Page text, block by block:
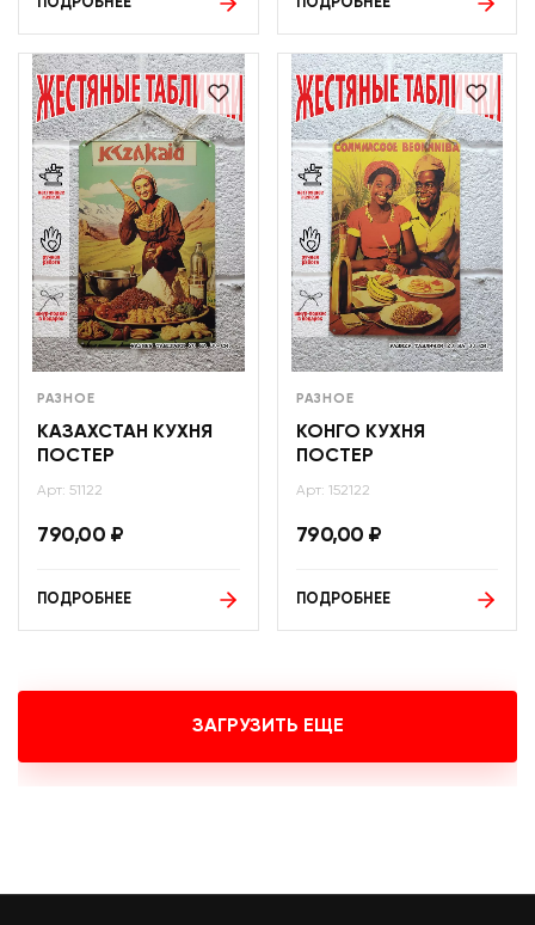
ПОДРОБНЕЕ ПОДРОБНЕЕ
РАЗНОЕ
КАЗАХСТАН КУХНЯ
ПОСТЕР
Арт: 51122
790,00 ₽
ПОДРОБНЕЕ
РАЗНОЕ
КОНГО КУХНЯ
ПОСТЕР
Арт: 152122
790,00 ₽
ПОДРОБНЕЕ
ЗАГРУЗИТЬ ЕЩЕ